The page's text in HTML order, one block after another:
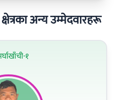
अन्य उम्मेदवारहरू
१